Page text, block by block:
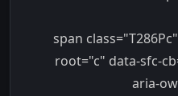
<span
root="c" data-sfc-
aria-